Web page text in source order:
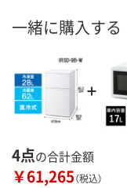
一緒に購入する
4点の合計金額
￥61,265（税込）